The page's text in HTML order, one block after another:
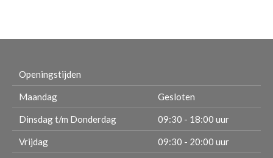
Openingstijden
Maandag Gesloten
Dinsdag t/m Donderdag 09:30 - 18:00 uur
Vrijdag 09:30 - 20:00 uur